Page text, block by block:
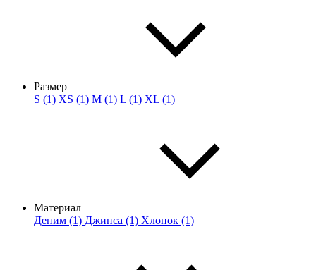
Размер
S (1) XS (1) M (1) L (1) XL (1)
Материал
Деним (1) Джинса (1) Хлопок (1)